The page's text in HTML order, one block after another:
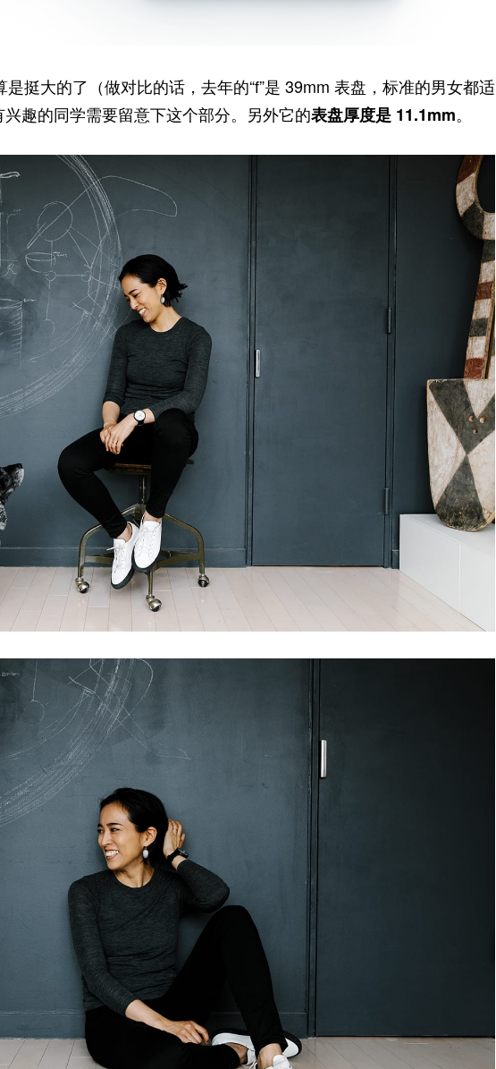
是挺大的了（做对比的话，去年的“f”是 39mm 表盘，标准的男女都适
趣的同学需要留意下这个部分。另外它的表盘厚度是 11.1mm。